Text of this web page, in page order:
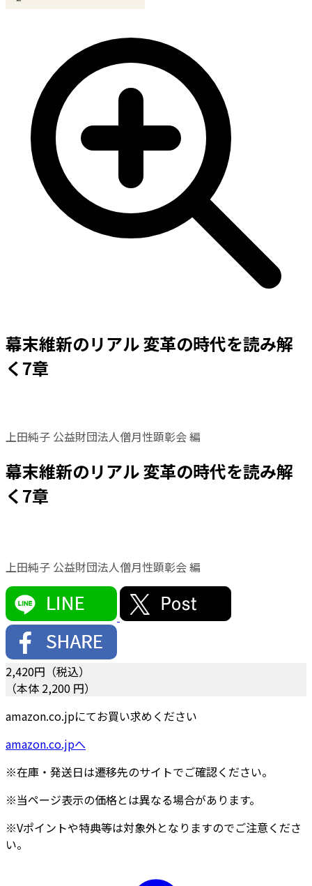
幕末維新のリアル 変革の時代を読み解
く7章
上田純子 公益財団法人僧月性顕彰会 編
幕末維新のリアル 変革の時代を読み解
く7章
上田純子 公益財団法人僧月性顕彰会 編
2,420円（税込）
（本体 2,200 円）
amazon.co.jpにてお買い求めください
amazon.co.jpへ
※在庫・発送日は遷移先のサイトでご確認ください。
※当ページ表示の価格とは異なる場合があります。
※Vポイントや特典等は対象外となりますのでご注意くださ
い。